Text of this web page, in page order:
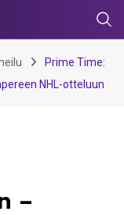
Prime Time:
NHL-otteluun
–